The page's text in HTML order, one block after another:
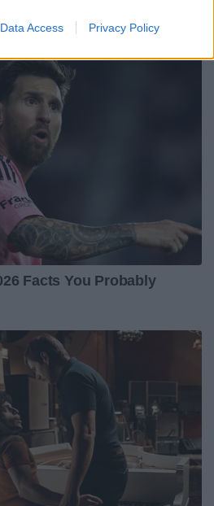
Data Access Privacy Policy